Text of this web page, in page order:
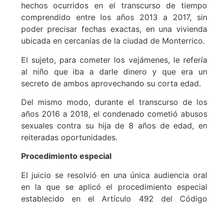
hechos ocurridos en el transcurso de tiempo
comprendido entre los años 2013 a 2017, sin
poder precisar fechas exactas, en una vivienda
ubicada en cercanías de la ciudad de Monterrico.
El sujeto, para cometer los vejámenes, le refería
al niño que iba a darle dinero y que era un
secreto de ambos aprovechando su corta edad.
Del mismo modo, durante el transcurso de los
años 2016 a 2018, el condenado cometió abusos
sexuales contra su hija de 8 años de edad, en
reiteradas oportunidades.
Procedimiento especial
El juicio se resolvió en una única audiencia oral
en la que se aplicó el procedimiento especial
establecido en el Artículo 492 del Código